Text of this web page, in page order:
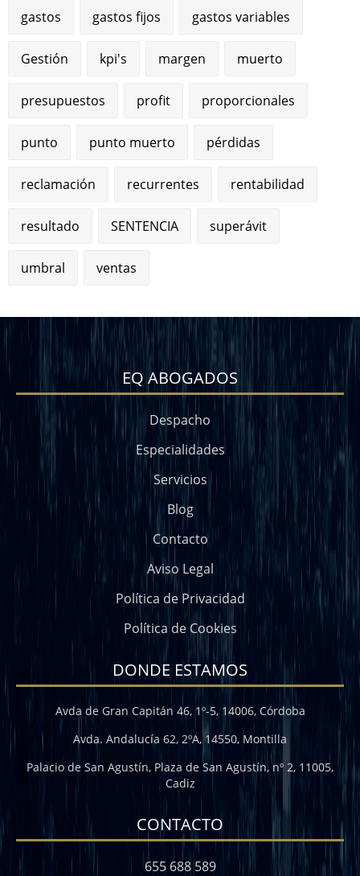
gastos gastos fijos gastos variables
Gestión kpi's margen muerto
presupuestos profit proporcionales
punto punto muerto pérdidas
reclamación recurrentes rentabilidad
resultado SENTENCIA superávit
umbral ventas
EQ ABOGADOS
Despacho
Especialidades
Servicios
Blog
Contacto
Aviso Legal
Política de Privacidad
Política de Cookies
DONDE ESTAMOS
Avda de Gran Capitán 46, 1º-5, 14006, Córdoba
Avda. Andalucía 62, 2ºA, 14550, Montilla
Palacio de San Agustín, Plaza de San Agustín, nº 2, 11005,
Cadiz
CONTACTO
655 688 589